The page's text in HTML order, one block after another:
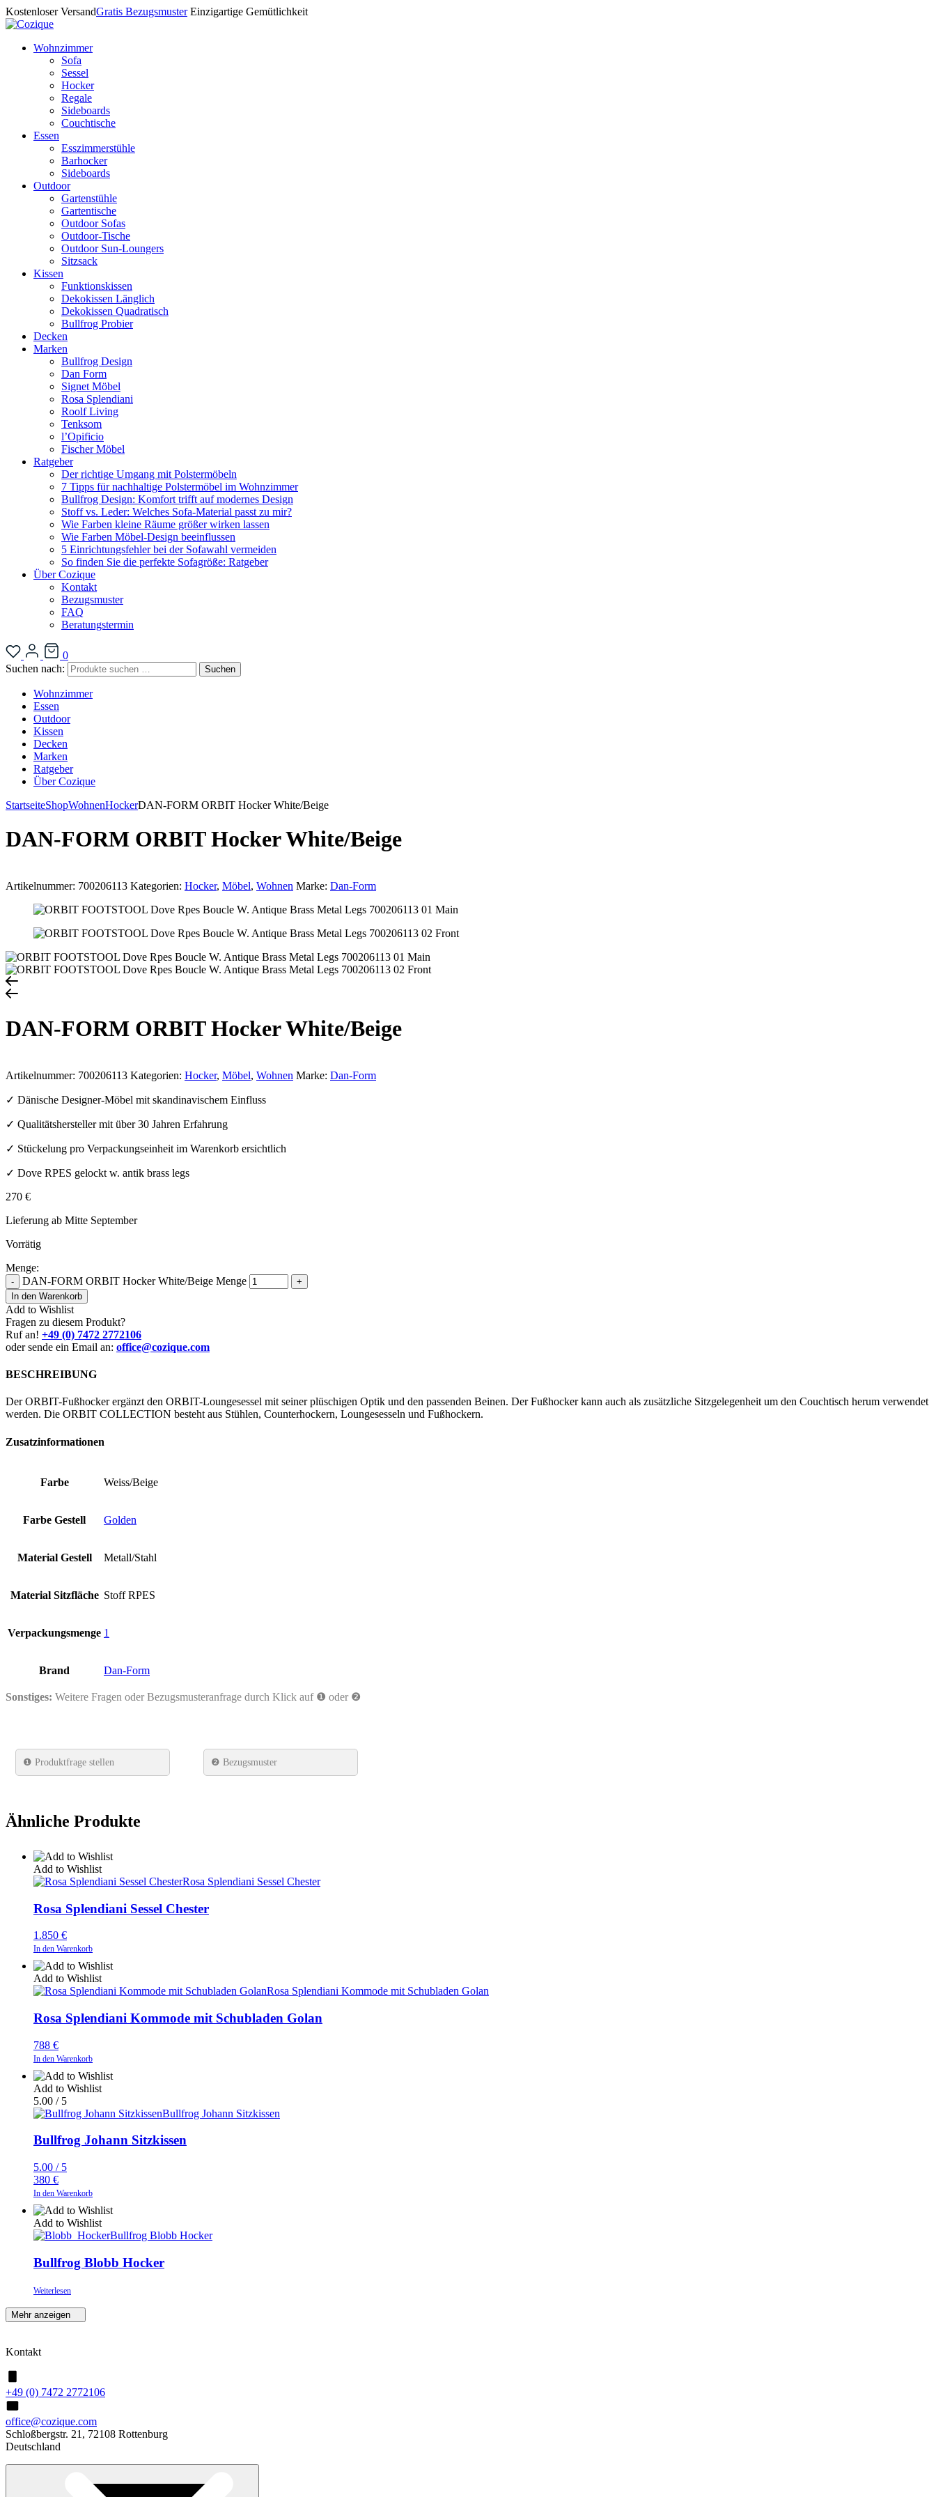
Kostenloser VersandGratis Bezugsmuster Einzigartige Gemütlichkeit
Wohnzimmer
Sofa
Sessel
Hocker
Regale
Sideboards
Couchtische
Essen
Esszimmerstühle
Barhocker
Sideboards
Outdoor
Gartenstühle
Gartentische
Outdoor Sofas
Outdoor-Tische
Outdoor Sun-Loungers
Sitzsack
Kissen
Funktionskissen
Dekokissen Länglich
Dekokissen Quadratisch
Bullfrog Probier
Decken
Marken
Bullfrog Design
Dan Form
Signet Möbel
Rosa Splendiani
Roolf Living
Tenksom
l’Opificio
Fischer Möbel
Ratgeber
Der richtige Umgang mit Polstermöbeln
7 Tipps für nachhaltige Polstermöbel im Wohnzimmer
Bullfrog Design: Komfort trifft auf modernes Design
Stoff vs. Leder: Welches Sofa-Material passt zu mir?
Wie Farben kleine Räume größer wirken lassen
Wie Farben Möbel-Design beeinflussen
5 Einrichtungsfehler bei der Sofawahl vermeiden
So finden Sie die perfekte Sofagröße: Ratgeber
Über Cozique
Kontakt
Bezugsmuster
FAQ
Beratungstermin
0
Suchen nach:
Suchen
Wohnzimmer
Essen
Outdoor
Kissen
Decken
Marken
Ratgeber
Über Cozique
StartseiteShopWohnenHockerDAN-FORM ORBIT Hocker White/Beige
DAN-FORM ORBIT Hocker White/Beige
Artikelnummer: 700206113 Kategorien: Hocker, Möbel, Wohnen Marke: Dan-Form
DAN-FORM ORBIT Hocker White/Beige
Artikelnummer: 700206113 Kategorien: Hocker, Möbel, Wohnen Marke: Dan-Form
✓ Dänische Designer-Möbel mit skandinavischem Einfluss
✓ Qualitätshersteller mit über 30 Jahren Erfahrung
✓ Stückelung pro Verpackungseinheit im Warenkorb ersichtlich
✓ Dove RPES gelockt w. antik brass legs
270 €
Lieferung ab Mitte September
Vorrätig
Menge:
- DAN-FORM ORBIT Hocker White/Beige Menge
+
In den Warenkorb
Add to Wishlist
Fragen zu diesem Produkt?
Ruf an! +49 (0) 7472 2772106
oder sende ein Email an: office@cozique.com
BESCHREIBUNG
Der ORBIT-Fußhocker ergänzt den ORBIT-Loungesessel mit seiner plüschigen Optik und den passenden Beinen. Der Fußhocker kann auch als zusätzliche Sitzgelegenheit um den Couchtisch herum verwendet
werden. Die ORBIT COLLECTION besteht aus Stühlen, Counterhockern, Loungesesseln und Fußhockern.
Zusatzinformationen
Farbe Weiss/Beige
Farbe Gestell Golden
Material Gestell Metall/Stahl
Material Sitzfläche Stoff RPES
Verpackungsmenge 1
Brand Dan-Form
Sonstiges: Weitere Fragen oder Bezugsmusteranfrage durch Klick auf ❶ oder ❷
❶ Produktfrage stellen ❷ Bezugsmuster
Ähnliche Produkte
Add to Wishlist
Rosa Splendiani Sessel Chester
Rosa Splendiani Sessel Chester
1.850 €
In den Warenkorb
Add to Wishlist
Rosa Splendiani Kommode mit Schubladen Golan
Rosa Splendiani Kommode mit Schubladen Golan
788 €
In den Warenkorb
Add to Wishlist
5.00 / 5
Bullfrog Johann Sitzkissen
Bullfrog Johann Sitzkissen
5.00 / 5
380 €
In den Warenkorb
Add to Wishlist
Bullfrog Blobb Hocker
Bullfrog Blobb Hocker
Weiterlesen
Mehr anzeigen
Kontakt
+49 (0) 7472 2772106
office@cozique.com
Schloßbergstr. 21, 72108 Rottenburg
Deutschland